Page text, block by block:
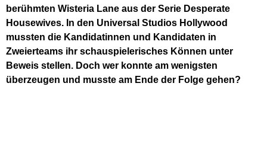
berühmten Wisteria Lane aus der Serie Desperate
Housewives. In den Universal Studios Hollywood
mussten die Kandidatinnen und Kandidaten in
Zweierteams ihr schauspielerisches Können unter
Beweis stellen. Doch wer konnte am wenigsten
überzeugen und musste am Ende der Folge gehen?